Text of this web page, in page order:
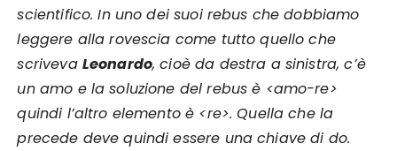
scientifico. In uno dei suoi rebus che dobbiamo
leggere alla rovescia come tutto quello che
scriveva Leonardo, cioè da destra a sinistra, c’è
un amo e la soluzione del rebus è <amo-re>
quindi l’altro elemento è <re>. Quella che la
precede deve quindi essere una chiave di do.